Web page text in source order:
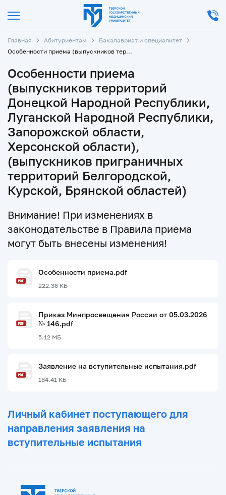
Главная Абитуриентам
Бакалавриат и специалитет
Особенности приема (выпускников территорий Донецкой Народной Республики, Луганской Народной Республики, Запорожской области, Херсонской области), (выпускников приграничных территорий Белгородской, Курской, Брянской областей)
Особенности приема
(выпускников территорий
Донецкой Народной Республики,
Луганской Народной Республики,
Запорожской области,
Херсонской области),
(выпускников приграничных
территорий Белгородской,
Курской, Брянской областей)
Внимание! При изменениях в
законодательстве в Правила приема
могут быть внесены изменения!
Особенности приема.pdf
222.36 КБ
Приказ Минпросвещения России от 05.03.2026
№ 146.pdf
5.12 МБ
Заявление на вступительные испытания.pdf
184.41 КБ
Личный кабинет поступающего для
направления заявления на
вступительные испытания